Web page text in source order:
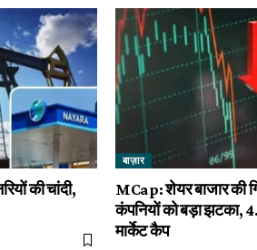
की चांदी,
बाज़ार
MCap: शेयर बाजार की
कंपनियों को बड़ा झटका,
मार्केट कैप